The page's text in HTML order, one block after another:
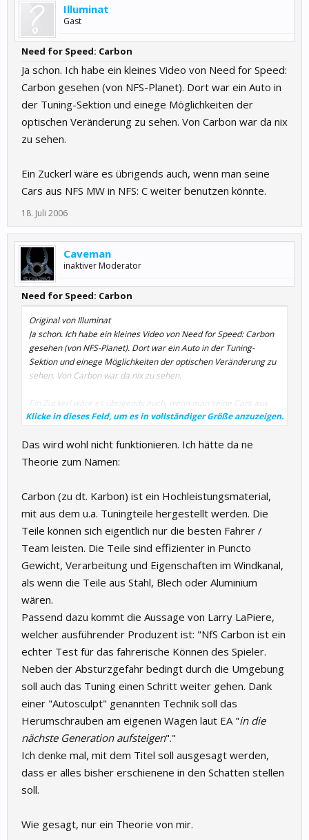
Illuminat
Gast
Need for Speed: Carbon
Ja schon. Ich habe ein kleines Video von Need for Speed:
Carbon gesehen (von NFS-Planet). Dort war ein Auto in
der Tuning-Sektion und einege Möglichkeiten der
optischen Veränderung zu sehen. Von Carbon war da nix
zu sehen.
Ein Zuckerl wäre es übrigends auch, wenn man seine
Cars aus NFS MW in NFS: C weiter benutzen könnte.
18. Juli 2006
Caveman
inaktiver Moderator
Need for Speed: Carbon
Original von Illuminat
Ja schon. Ich habe ein kleines Video von Need for Speed: Carbon
gesehen (von NFS-Planet). Dort war ein Auto in der Tuning-
Sektion und einege Möglichkeiten der optischen Veränderung zu
sehen. Von Carbon war da nix zu sehen.
Ein Zuckerl wäre es übrigends auch, wenn man seine Cars aus
NFS MW in NFS: C weiter benutzen könnte.
Klicke in dieses Feld, um es in vollständiger Größe anzuzeigen.
Das wird wohl nicht funktionieren. Ich hätte da ne
Theorie zum Namen:
Carbon (zu dt. Karbon) ist ein Hochleistungsmaterial,
mit aus dem u.a. Tuningteile hergestellt werden. Die
Teile können sich eigentlich nur die besten Fahrer /
Team leisten. Die Teile sind effizienter in Puncto
Gewicht, Verarbeitung und Eigenschaften im Windkanal,
als wenn die Teile aus Stahl, Blech oder Aluminium
wären.
Passend dazu kommt die Aussage von Larry LaPiere,
welcher ausführender Produzent ist: "NfS Carbon ist ein
echter Test für das fahrerische Können des Spieler.
Neben der Absturzgefahr bedingt durch die Umgebung
soll auch das Tuning einen Schritt weiter gehen. Dank
einer "Autosculpt" genannten Technik soll das
Herumschrauben am eigenen Wagen laut EA "in die
nächste Generation aufsteigen"."
Ich denke mal, mit dem Titel soll ausgesagt werden,
dass er alles bisher erschienene in den Schatten stellen
soll.
Wie gesagt, nur ein Theorie von mir.